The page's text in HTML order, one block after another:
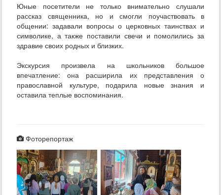
Юные посетители не только внимательно слушали
рассказ священника, но и смогли поучаствовать в
общении: задавали вопросы о церковных таинствах и
символике, а также поставили свечи и помолились за
здравие своих родных и близких.
Экскурсия произвела на школьников большое
впечатление: она расширила их представления о
православной культуре, подарила новые знания и
оставила теплые воспоминания.
Фоторепортаж